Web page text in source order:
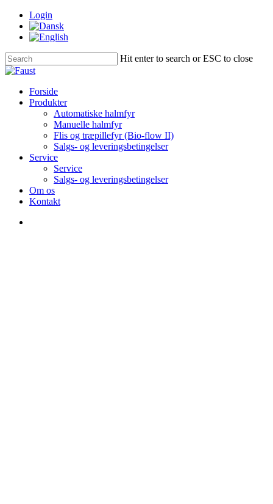
Skip
main
Login
Hit enter to search or ESC to close
Close
Menu
Forside
Produkter
Automatiske halmfyr
Manuelle halmfyr
Flis og træpillefyr (Bio-flow II)
Salgs- og leveringsbetingelser
Service
Service
Salgs- og leveringsbetingelser
Om os
Kontakt